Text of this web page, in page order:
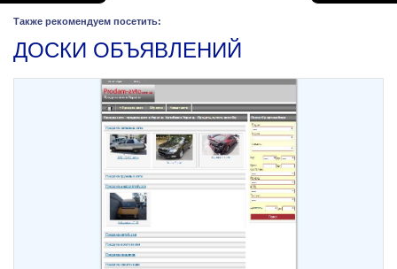
Также рекомендуем посетить:
ДОСКИ ОБЪЯВЛЕНИЙ